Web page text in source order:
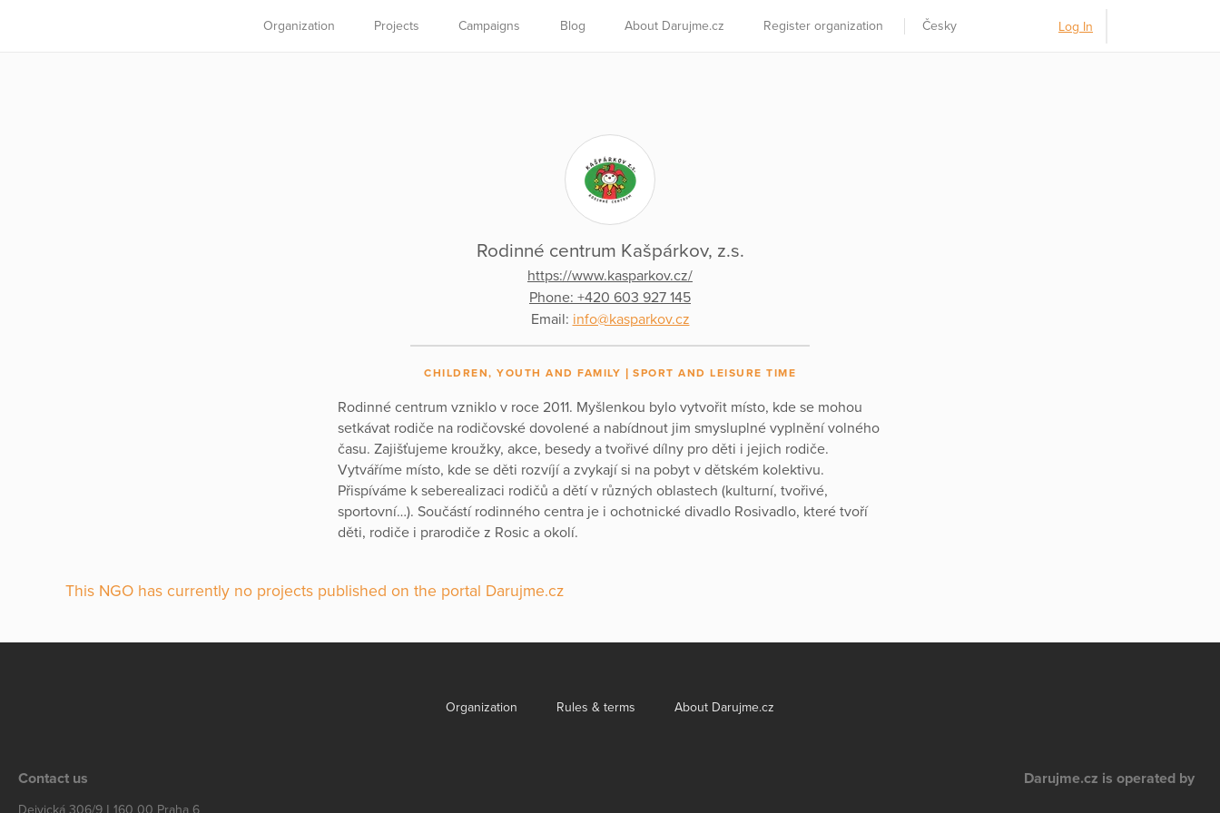
Organization Projects Campaigns Blog About Darujme.cz Register organization Česky Log In
Rodinné centrum Kašpárkov, z.s.
https://www.kasparkov.cz/
Phone: +420 603 927 145
Email: info@kasparkov.cz
CHILDREN, YOUTH AND FAMILY SPORT AND LEISURE TIME
Rodinné centrum vzniklo v roce 2011. Myšlenkou bylo vytvořit místo, kde se mohou
setkávat rodiče na rodičovské dovolené a nabídnout jim smysluplné vyplnění volného
času. Zajišťujeme kroužky, akce, besedy a tvořivé dílny pro děti i jejich rodiče.
Vytváříme místo, kde se děti rozvíjí a zvykají si na pobyt v dětském kolektivu.
Přispíváme k seberealizaci rodičů a dětí v různých oblastech (kulturní, tvořivé,
sportovní…). Součástí rodinného centra je i ochotnické divadlo Rosivadlo, které tvoří
děti, rodiče i prarodiče z Rosic a okolí.
This NGO has currently no projects published on the portal Darujme.cz
Organization Rules & terms About Darujme.cz
Contact us
Dejvická 306/9 | 160 00 Praha 6
Darujme.cz is operated by